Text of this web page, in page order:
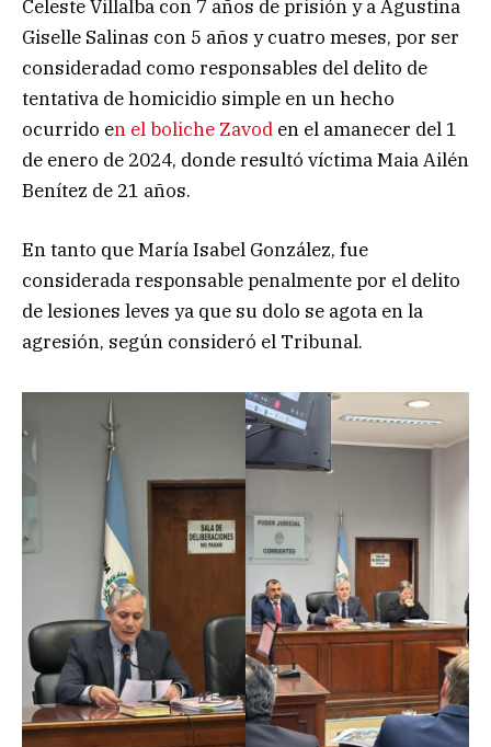
Celeste Villalba con 7 años de prisión y a Agustina
Giselle Salinas con 5 años y cuatro meses, por ser
consideradad como responsables del delito de
tentativa de homicidio simple en un hecho
ocurrido en el boliche Zavod en el amanecer del 1
de enero de 2024, donde resultó víctima Maia Ailén
Benítez de 21 años.
En tanto que María Isabel González, fue
considerada responsable penalmente por el delito
de lesiones leves ya que su dolo se agota en la
agresión, según consideró el Tribunal.